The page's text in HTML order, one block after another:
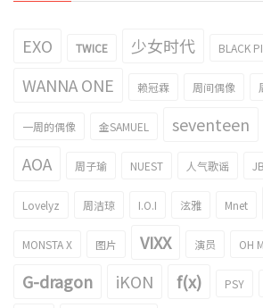
EXO TWICE 少女时代 BLACK
WANNA ONE 赖冠霖 周间偶像
一周的偶像 金SAMUEL seventeen
AOA 周子瑜 NUEST 人气歌谣
Lovelyz 周洁琼 I.O.I 泫雅 Mnet
MONSTA X 图片 VIXX 演员 OH
G-dragon iKON f(x) PSY